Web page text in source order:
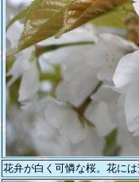
花弁が白く可憐な桜。花に